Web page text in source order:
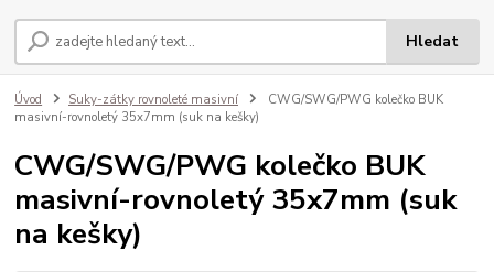
Hledat
Úvod Suky-zátky rovnoleté masivní
CWG/SWG/PWG kolečko BUK
masivní-rovnoletý 35x7mm (suk na kešky)
CWG/SWG/PWG kolečko BUK
masivní-rovnoletý 35x7mm (suk
na kešky)